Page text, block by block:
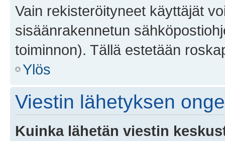
Vain rekisteröityneet käyttäjät
sisäänrakennetun
toiminnon). Tällä estetään
Ylös
Viestin lähetyksen
Kuinka lähetän viestin